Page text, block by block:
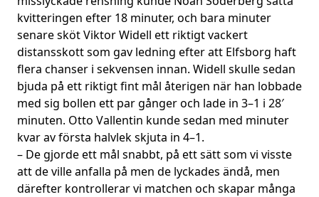
kvitteringen efter 18 minuter, och bara minuter
senare sköt Viktor Widell ett riktigt vackert
distansskott som gav ledning efter att Elfsborg haft
flera chanser i sekvensen innan. Widell skulle sedan
bjuda på ett riktigt fint mål återigen när han lobbade
med sig bollen ett par gånger och lade in 3–1 i 28′
minuten. Otto Vallentin kunde sedan med minuter
kvar av första halvlek skjuta in 4–1.
– De gjorde ett mål snabbt, på ett sätt som vi visste
att de ville anfalla på men de lyckades ändå, men
därefter kontrollerar vi matchen och skapar många